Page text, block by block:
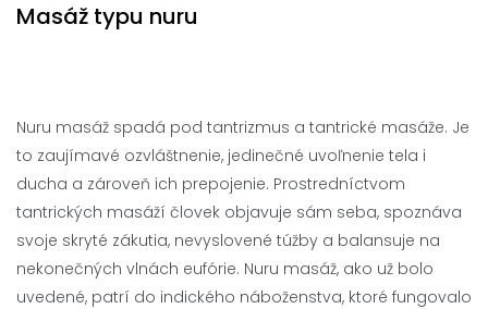
Masáž typu nuru
Nuru masáž spadá pod tantrizmus a tantrické masáže. Je
to zaujímavé ozvláštnenie, jedinečné uvoľnenie tela i
ducha a zároveň ich prepojenie. Prostredníctvom
tantrických masáží človek objavuje sám seba, spoznáva
svoje skryté zákutia, nevyslovené túžby a balansuje na
nekonečných vlnách eufórie. Nuru masáž, ako už bolo
uvedené, patrí do indického náboženstva, ktoré fungovalo